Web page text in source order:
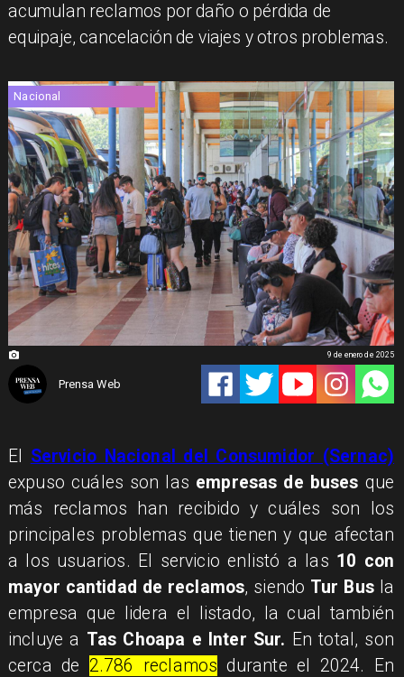
acumulan reclamos por daño o pérdida de
equipaje, cancelación de viajes y otros problemas.
Nacional
Prensa Web
9 de enero de 2025
El Servicio Nacional del Consumidor (Sernac)
expuso cuáles son las empresas de buses que
más reclamos han recibido y cuáles son los
principales problemas que tienen y que afectan
a los usuarios. El servicio enlistó a las 10 con
mayor cantidad de reclamos, siendo Tur Busla
empresa que lidera el listado, la cual también
incluye a Tas Choapa e Inter Sur. En total, son
cerca de 2.786 reclamos durante el 2024. En